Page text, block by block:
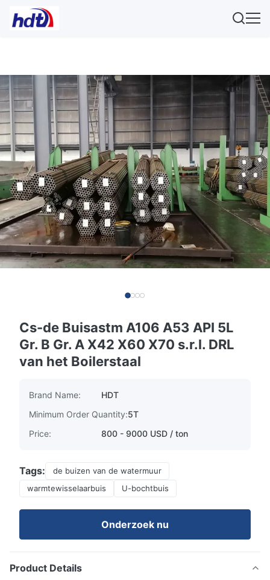
Cs-de Buisastm A106 A53 API 5L
Gr. B Gr. A X42 X60 X70 s.r.l. DRL
van het Boilerstaal
Brand Name:
HDT
Minimum Order Quantity:5T
Price:
800 - 9000 USD / ton
Tags:
de buizen van de watermuur
warmtewisselaarbuis
U-bochtbuis
Onderzoek nu
Product Details